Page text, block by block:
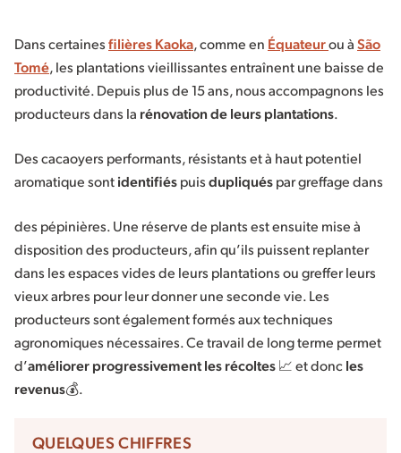
Dans certainesfilières Kaoka, comme en Équateurou àSão
Tomé, les plantations vieillissantes entraînent une baisse de
productivité. Depuis plus de 15 ans, nous accompagnons les
producteurs dans la rénovation de leurs plantations.
Des cacaoyers performants, résistants et à haut potentiel
aromatique sontidentifiéspuisdupliquéspar greffage dans
des pépinières. Une réserve de plants est ensuite mise à
disposition des producteurs, afin qu’ils puissent replanter
dans les espaces vides de leurs plantations ou greffer leurs
vieux arbres pour leur donner une seconde vie. Les
producteurs sont également formés aux techniques
agronomiques nécessaires. Ce travail de long terme permet
d’améliorer progressivement les récoltes📈 et doncles
revenus💰.
QUELQUES CHIFFRES